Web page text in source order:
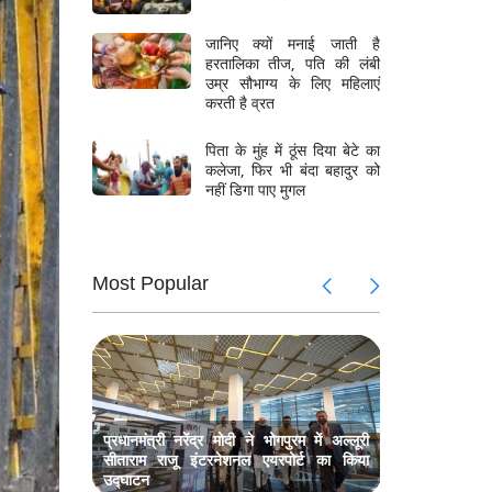
जानिए क्यों मनाई जाती है
हरतालिका तीज, पति की लंबी
उम्र सौभाग्य के लिए महिलाएं
करती है व्रत
पिता के मुंह में ठूंस दिया बेटे का
कलेजा, फिर भी बंदा बहादुर को
नहीं डिगा पाए मुगल
Most Popular
मौत,
बड़ा
छापा,
प्रधानमंत्री नरेंद्र मोदी ने भोगपुरम में अल्लूरी
सीताराम राजू इंटरनेशनल एयरपोर्ट का किया
उद्घाटन